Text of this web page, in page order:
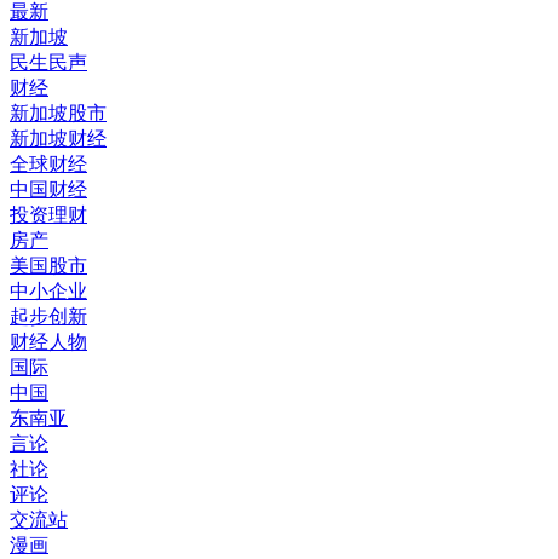
最新
新加坡
民生民声
财经
新加坡股市
新加坡财经
全球财经
中国财经
投资理财
房产
美国股市
中小企业
起步创新
财经人物
国际
中国
东南亚
言论
社论
评论
交流站
漫画